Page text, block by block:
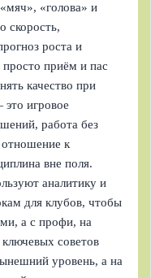
«голова» и
скорость,
роста и
приём и пас
качество при
игровое
работа без
к
вне поля.
аналитику и
для клубов, чтобы
а с профи, на
советов
уровень, а на